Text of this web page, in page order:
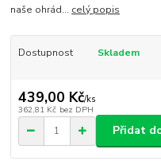
naše ohrád... celý popis
Dostupnost Skladem
439,00 Kč/ks
362,81 Kč bez DPH
Přidat